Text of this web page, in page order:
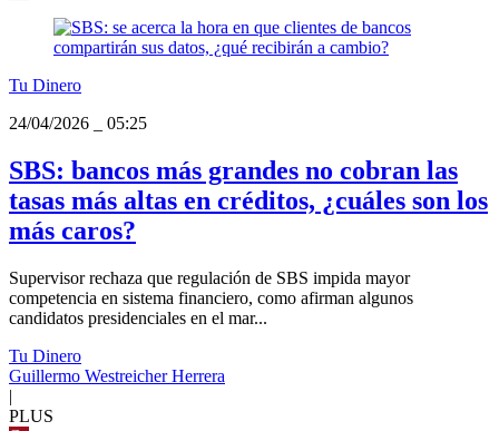
Tu Dinero
24/04/2026
05:25
SBS: bancos más grandes no cobran las
tasas más altas en créditos, ¿cuáles son los
más caros?
Supervisor rechaza que regulación de SBS impida mayor
competencia en sistema financiero, como afirman algunos
candidatos presidenciales en el mar...
Tu Dinero
Guillermo Westreicher Herrera
|
PLUS